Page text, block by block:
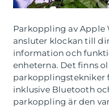
Parkoppling av Apple
ansluter klockan till
information och
enheterna. Det finns
parkopplingstekniker
inklusive Bluetooth
parkoppling är den